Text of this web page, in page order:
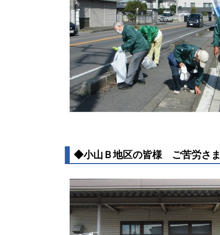
◆小山Ｂ地区の皆様 ご苦労さ